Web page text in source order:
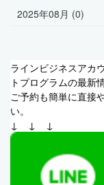
2025年08月 (0)
ラインビジネスアカ
トプログラムの最新
ご予約も簡単に直接
い。
↓　↓　↓